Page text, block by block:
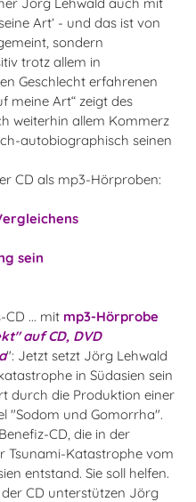
Art’ - und das ist von
sondern
trotz allem in
Geschlecht erfahrenen
meine Art“ zeigt des
weiterhin allem Kommerz
autobiographisch seinen
CD als mp3-Hörproben:
sein
... mit mp3-Hörprobe
auf CD, DVD
": Jetzt setzt Jörg Lehwald
in Südasien sein
durch die Produktion einer
"Sodom und Gomorrha".
CD, die in der
Tsunami-Katastrophe vom
entstand. Sie soll helfen.
CD unterstützen Jörg